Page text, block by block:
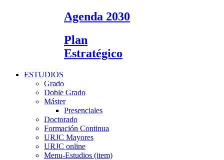
Agenda 2030
Plan
Estratégico
ESTUDIOS
Grado
Doble Grado
Máster
Presenciales
Doctorado
Formación Continua
URJC Mayores
URJC online
Menu-Estudios (item)